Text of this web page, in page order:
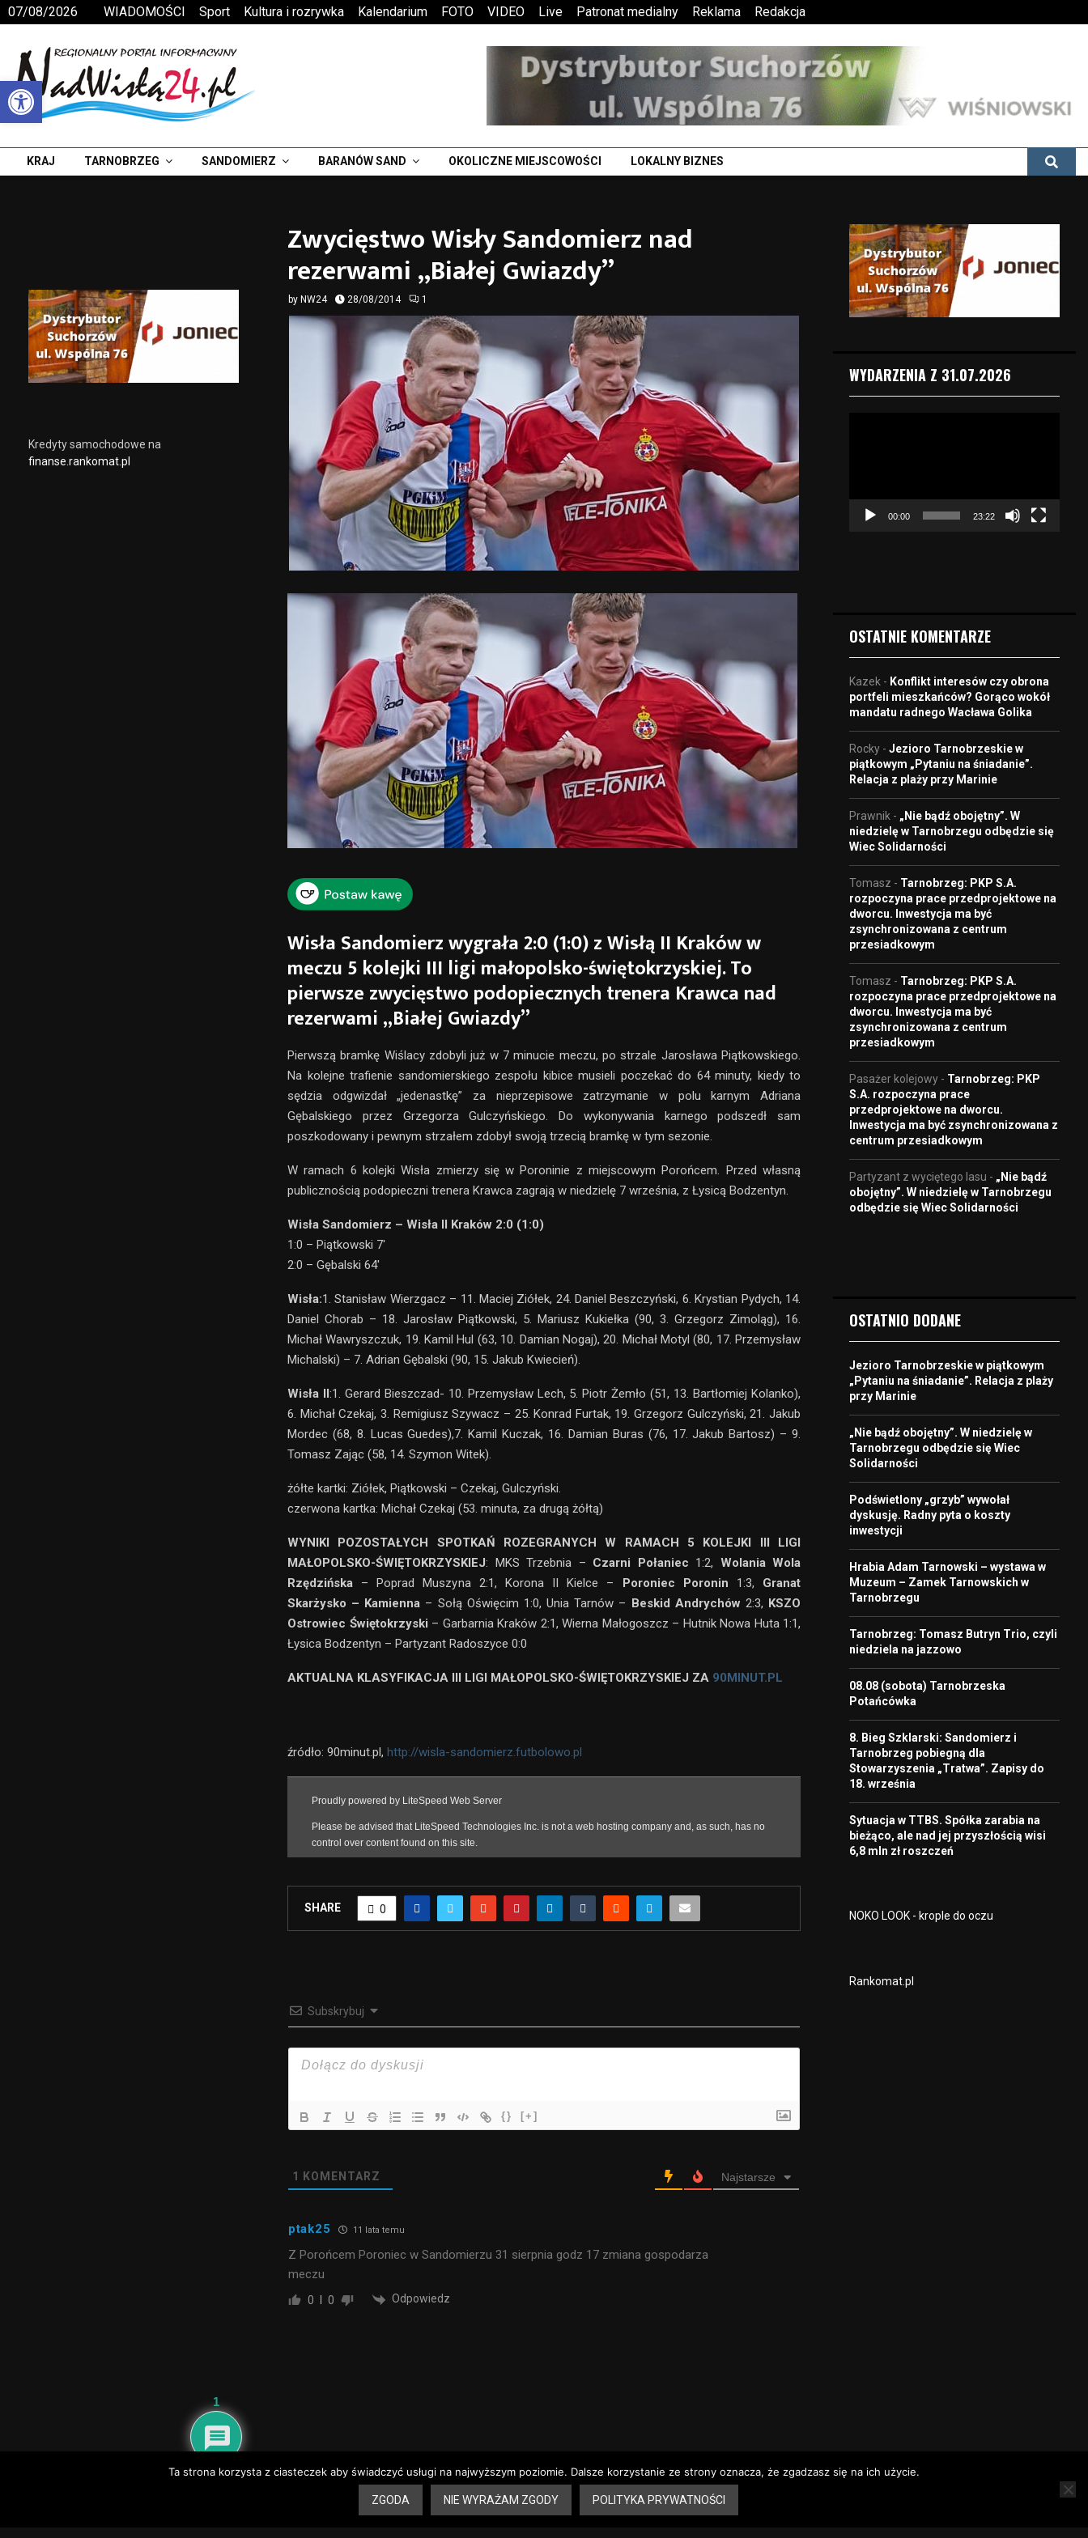
Otwórz pasek narzędzi
07/08/2026 WIADOMOŚCI Sport Kultura i rozrywka Kalendarium FOTO VIDEO Live Patronat medialny Reklama Redakcja
KRAJ TARNOBRZEG SANDOMIERZ BARANÓW SAND OKOLICZNE MIEJSCOWOŚCI LOKALNY BIZNES
Zwycięstwo Wisły Sandomierz nad
rezerwami „Białej Gwiazdy”
by NW24 28/08/2014 1
Wisła Sandomierz wygrała 2:0 (1:0) z Wisłą II Kraków w
meczu 5 kolejki III ligi małopolsko-świętokrzyskiej. To
pierwsze zwycięstwo podopiecznych trenera Krawca nad
rezerwami „Białej Gwiazdy”
Pierwszą bramkę Wiślacy zdobyli już w 7 minucie meczu, po strzale Jarosława Piątkowskiego.
Na kolejne trafienie sandomierskiego zespołu kibice musieli poczekać do 64 minuty, kiedy to
sędzia odgwizdał „jedenastkę” za nieprzepisowe zatrzymanie w polu karnym Adriana
Gębalskiego przez Grzegorza Gulczyńskiego. Do wykonywania karnego podszedł sam
poszkodowany i pewnym strzałem zdobył swoją trzecią bramkę w tym sezonie.
W ramach 6 kolejki Wisła zmierzy się w Poroninie z miejscowym Porońcem. Przed własną
publicznością podopieczni trenera Krawca zagrają w niedzielę 7 września, z Łysicą Bodzentyn.
Wisła Sandomierz – Wisła II Kraków 2:0 (1:0)
1:0 – Piątkowski 7′
2:0 – Gębalski 64′
Wisła:1. Stanisław Wierzgacz – 11. Maciej Ziółek, 24. Daniel Beszczyński, 6. Krystian Pydych, 14.
Daniel Chorab – 18. Jarosław Piątkowski, 5. Mariusz Kukiełka (90, 3. Grzegorz Zimoląg), 16.
Michał Wawryszczuk, 19. Kamil Hul (63, 10. Damian Nogaj), 20. Michał Motyl (80, 17. Przemysław
Michalski) – 7. Adrian Gębalski (90, 15. Jakub Kwiecień).
Wisła II :1. Gerard Bieszczad- 10. Przemysław Lech, 5. Piotr Żemło (51, 13. Bartłomiej Kolanko),
6. Michał Czekaj, 3. Remigiusz Szywacz – 25. Konrad Furtak, 19. Grzegorz Gulczyński, 21. Jakub
Mordec (68, 8. Lucas Guedes),7. Kamil Kuczak, 16. Damian Buras (76, 17. Jakub Bartosz) – 9.
Tomasz Zając (58, 14. Szymon Witek).
żółte kartki: Ziółek, Piątkowski – Czekaj, Gulczyński.
czerwona kartka: Michał Czekaj (53. minuta, za drugą żółtą)
WYNIKI POZOSTAŁYCH SPOTKAŃ ROZEGRANYCH W RAMACH 5 KOLEJKI III LIGI
MAŁOPOLSKO-ŚWIĘTOKRZYSKIEJ: MKS Trzebnia – Czarni Połaniec 1:2, Wolania Wola
Rzędzińska – Poprad Muszyna 2:1, Korona II Kielce – Poroniec Poronin 1:3, Granat
Skarżysko – Kamienna – Sołą Oświęcim 1:0, Unia Tarnów – Beskid Andrychów2:3, KSZO
Ostrowiec Świętokrzyski – Garbarnia Kraków 2:1, Wierna Małogoszcz – Hutnik Nowa Huta 1:1,
Łysica Bodzentyn – Partyzant Radoszyce 0:0
AKTUALNA KLASYFIKACJA III LIGI MAŁOPOLSKO-ŚWIĘTOKRZYSKIEJ ZA 90MINUT.PL
źródło: 90minut.pl, http://wisla-sandomierz.futbolowo.pl
SHARE 0
Subskrybuj
{} [+]
1 KOMENTARZ Najstarsze
ptak25 11 lata temu
Z Porońcem Poroniec w Sandomierzu 31 sierpnia godz 17 zmiana gospodarza
meczu
0 0 Odpowiedz
Kredyty samochodowe na
finanse.rankomat.pl
WYDARZENIA Z 31.07.2026
e
o
00:00 23:22
OSTATNIE KOMENTARZE
Kazek - Konflikt interesów czy obrona
portfeli mieszkańców? Gorąco wokół
mandatu radnego Wacława Golika
Rocky - Jezioro Tarnobrzeskie w
piątkowym „Pytaniu na śniadanie”.
Relacja z plaży przy Marinie
Prawnik - „Nie bądź obojętny”. W
niedzielę w Tarnobrzegu odbędzie się
Wiec Solidarności
Tomasz - Tarnobrzeg: PKP S.A.
rozpoczyna prace przedprojektowe na
dworcu. Inwestycja ma być
zsynchronizowana z centrum
przesiadkowym
Tomasz - Tarnobrzeg: PKP S.A.
rozpoczyna prace przedprojektowe na
dworcu. Inwestycja ma być
zsynchronizowana z centrum
przesiadkowym
Pasażer kolejowy - Tarnobrzeg: PKP
S.A. rozpoczyna prace
przedprojektowe na dworcu.
Inwestycja ma być zsynchronizowana z
centrum przesiadkowym
Partyzant z wyciętego lasu - „Nie bądź
obojętny”. W niedzielę w Tarnobrzegu
odbędzie się Wiec Solidarności
OSTATNIO DODANE
Jezioro Tarnobrzeskie w piątkowym
„Pytaniu na śniadanie”. Relacja z plaży
przy Marinie
„Nie bądź obojętny”. W niedzielę w
Tarnobrzegu odbędzie się Wiec
Solidarności
Podświetlony „grzyb” wywołał
dyskusję. Radny pyta o koszty
inwestycji
Hrabia Adam Tarnowski – wystawa w
Muzeum – Zamek Tarnowskich w
Tarnobrzegu
Tarnobrzeg: Tomasz Butryn Trio, czyli
niedziela na jazzowo
08.08 (sobota) Tarnobrzeska
Potańcówka
8. Bieg Szklarski: Sandomierz i
Tarnobrzeg pobiegną dla
Stowarzyszenia „Tratwa”. Zapisy do
18. września
Sytuacja w TTBS. Spółka zarabia na
bieżąco, ale nad jej przyszłością wisi
6,8 mln zł roszczeń
NOKO LOOK - krople do oczu
Rankomat.pl
@2020 - nadwisla24.pl. All Right Reserved.
1
Ta strona korzysta z ciasteczek aby świadczyć usługi na najwyższym poziomie. Dalsze korzystanie ze strony oznacza, że zgadzasz się na ich użycie.
ZGODA NIE WYRAŻAM ZGODY POLITYKA PRYWATNOŚCI